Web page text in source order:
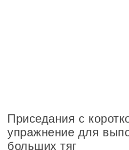
Приседания с
упражнение для
больших тяг